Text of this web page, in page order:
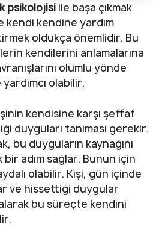
psikolojisi ile başa çıkmak
kendi kendine yardım
oldukça önemlidir. Bu
kendilerini anlamalarına
olumlu yönde
olabilir.
kendisine karşı şeffaf
duyguları tanıması gerekir.
bu duyguların kaynağını
adım sağlar. Bunun için
olabilir. Kişi, gün içinde
ve hissettiği duygular
bu süreçte kendini